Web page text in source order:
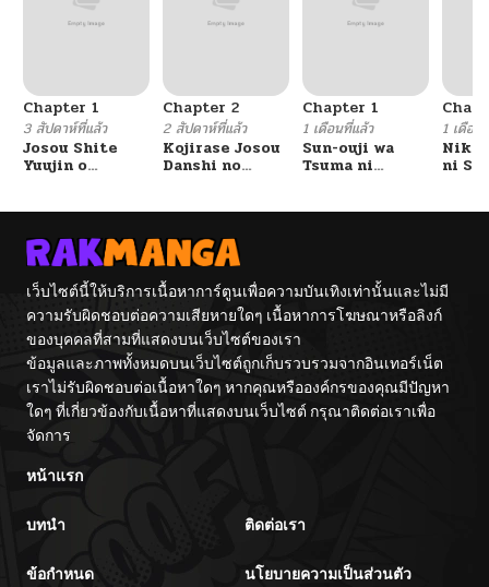
Chapter 1
3 สัปดาห์ที่แล้ว
Josou Shite
Yuujin o
Kekka
Chapter 2
2 สัปดาห์ที่แล้ว
Kojirase Josou
Danshi no
Chapter 1
1 เดือนที่แล้ว
Sun-ouji wa
Tsuma ni
1 เดือน
ni
เว็บไซต์นี้ให้บริการเนื้อหาการ์ตูนเพื่อความบันเทิงเท่านั้นและไม่มี
ความรับผิดชอบต่อความเสียหายใดๆ เนื้อหาการโฆษณาหรือลิงก์
ของบุคคลที่สามที่แสดงบนเว็บไซต์ของเรา
ข้อมูลและภาพทั้งหมดบนเว็บไซต์ถูกเก็บรวบรวมจากอินเทอร์เน็ต
เราไม่รับผิดชอบต่อเนื้อหาใดๆ หากคุณหรือองค์กรของคุณมีปัญหา
ใดๆ ที่เกี่ยวข้องกับเนื้อหาที่แสดงบนเว็บไซต์ กรุณาติดต่อเราเพื่อ
จัดการ
หน้าแรก
บทนำ ติดต่อเรา
ข้อกำหนด นโยบายความเป็นส่วนตัว